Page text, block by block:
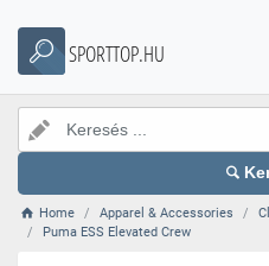
SPORTTOP.HU
Home Apparel & Accessories
Puma ESS Elevated Crew